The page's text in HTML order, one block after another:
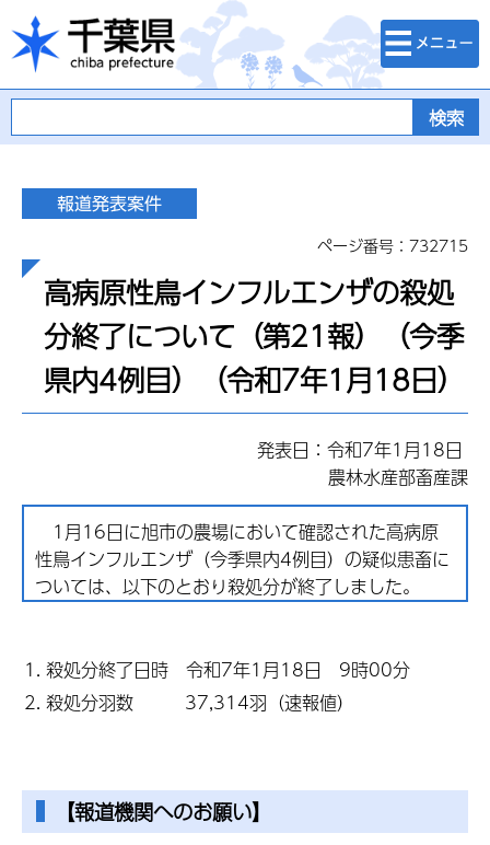
千葉県
検索・メニュ
ー
ページ番号：732715
高病原性鳥インフルエンザの殺処
分終了について（第21報）（今季
県内4例目）（令和7年1月18日）
発表日：令和7年1月18日
農林水産部畜産課
1月16日に旭市の農場において確認された高病原
性鳥インフルエンザ（今季県内4例目）の疑似患畜に
ついては、以下のとおり殺処分が終了しました。
殺処分終了日時 令和7年1月18日 9時00分
殺処分羽数 37,314羽（速報値）
【報道機関へのお願い】